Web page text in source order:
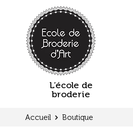
L’école de
broderie
Accueil Boutique
Panneau de gestion des cookies